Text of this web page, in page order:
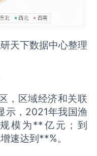
天下数据中心整理
，区域经济和关联
示，2021年我国渔
模为**亿元；到
速达到**%。